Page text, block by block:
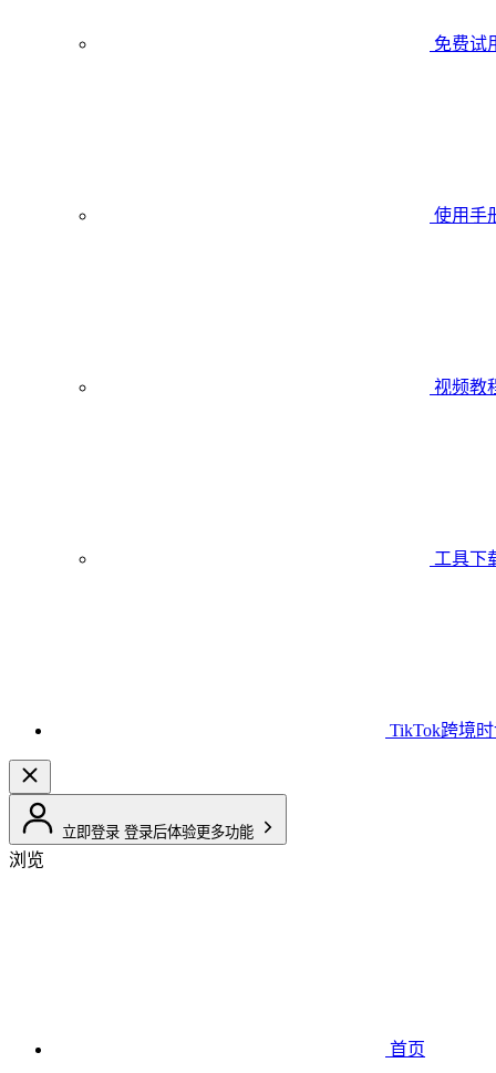
免费试
使用手
视频教
工具下
TikTok跨境
立即登录 登录后体验更多功能
浏览
首页